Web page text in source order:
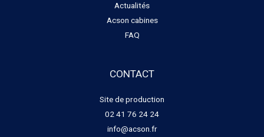
Actualités
Acson cabines
FAQ
CONTACT
Site de production
02 41 76 24 24
info@acson.fr